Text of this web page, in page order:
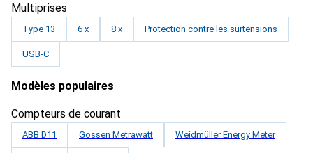
Multiprises
Type 13 6 x 8 x Protection contre les surtensions
USB-C
Modèles populaires
Compteurs de courant
ABB D11 Gossen Metrawatt Weidmüller Energy Meter